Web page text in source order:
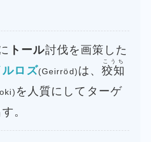
トール討伐を画策した
ルロズ(Geirröd)は、狡知
こうち
を人質にしてターゲ
。